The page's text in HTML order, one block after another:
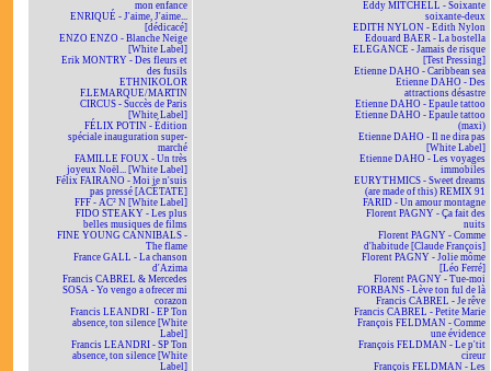
mon enfance
ENRIQUÉ - J'aime, J'aime...
[dédicacé]
ENZO ENZO - Blanche Neige
[White Label]
Erik MONTRY - Des fleurs et
des fusils
ETHNIKOLOR
F.LEMARQUE/MARTIN
CIRCUS - Succès de Paris
[White Label]
FÉLIX POTIN - Édition
spéciale inauguration super-
marché
FAMILLE FOUX - Un très
joyeux Noël... [White Label]
Félix FAIRANO - Moi je n'suis
pas pressé [ACÉTATE]
FFF - AC² N [White Label]
FIDO STEAKY - Les plus
belles musiques de films
FINE YOUNG CANNIBALS -
The flame
France GALL - La chanson
d'Azima
Francis CABREL & Mercedes
SOSA - Yo vengo a ofrecer mi
corazon
Francis LEANDRI - EP Ton
absence, ton silence [White
Label]
Francis LEANDRI - SP Ton
absence, ton silence [White
Label]
Eddy MITCHELL - Soixante
soixante-deux
EDITH NYLON - Edith Nylon
Edouard BAER - La bostella
ELEGANCE - Jamais de risque
[Test Pressing]
Etienne DAHO - Caribbean sea
Etienne DAHO - Des
attractions désastre
Etienne DAHO - Epaule tattoo
Etienne DAHO - Epaule tattoo
(maxi)
Etienne DAHO - Il ne dira pas
[White Label]
Etienne DAHO - Les voyages
immobiles
EURYTHMICS - Sweet dreams
(are made of this) REMIX 91
FARID - Un amour montagne
Florent PAGNY - Ça fait des
nuits
Florent PAGNY - Comme
d'habitude [Claude François]
Florent PAGNY - Jolie môme
[Léo Ferré]
Florent PAGNY - Tue-moi
FORBANS - Lève ton ful de là
Francis CABREL - Je rêve
Francis CABREL - Petite Marie
François FELDMAN - Comme
une évidence
François FELDMAN - Le p'tit
cireur
François FELDMAN - Les